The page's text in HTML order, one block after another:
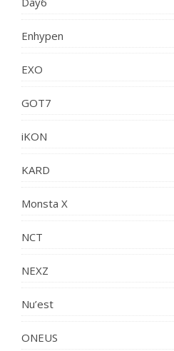
Enhypen
EXO
GOT7
iKON
KARD
Monsta X
NCT
NEXZ
Nu’est
ONEUS